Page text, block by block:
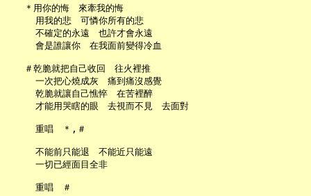
   ＊用你的悔　來牽我的悔
     用我的悲　可憐你所有的悲
     不確定的永遠　也許才會永遠
     會是誰讓你　在我面前變得冷血
   ＃乾脆就把自己收回　往火裡推
     一次把心燒成灰　痛到痛沒感覺
     乾脆就讓自己憔悴　在苦裡醉
     才能用哭瞎的眼　去視而不見　去面對
     重唱　＊,＃
     不能前只能退　不能近只能遠
     一切已經面目全非